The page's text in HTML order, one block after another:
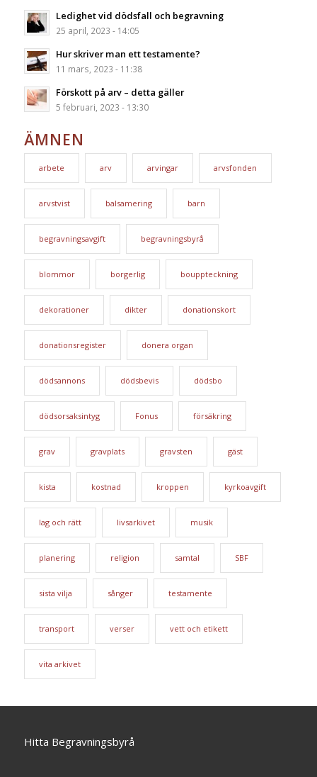
Ledighet vid dödsfall och begravning
25 april, 2023 - 14:05
Hur skriver man ett testamente?
11 mars, 2023 - 11:38
Förskott på arv – detta gäller
5 februari, 2023 - 13:30
ÄMNEN
arbete arv arvingar arvsfonden
arvstvist balsamering barn
begravningsavgift begravningsbyrå
blommor borgerlig bouppteckning
dekorationer dikter donationskort
donationsregister donera organ
dödsannons dödsbevis dödsbo
dödsorsaksintyg Fonus försäkring
grav gravplats gravsten gäst
kista kostnad kroppen kyrkoavgift
lag och rätt livsarkivet musik
planering religion samtal SBF
sista vilja sånger testamente
transport verser vett och etikett
vita arkivet
Hitta Begravningsbyrå